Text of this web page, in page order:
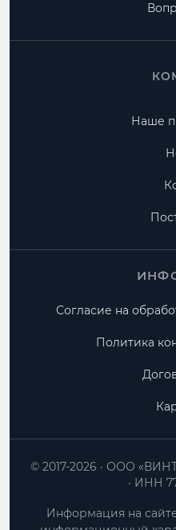
Наше
Согласие на
Политика
ООО
ИНН
© 2017-2026
Информация на